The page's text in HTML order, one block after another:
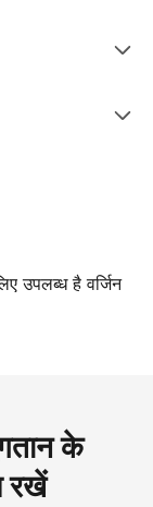
उपलब्ध है वर्जिन
के
रखें